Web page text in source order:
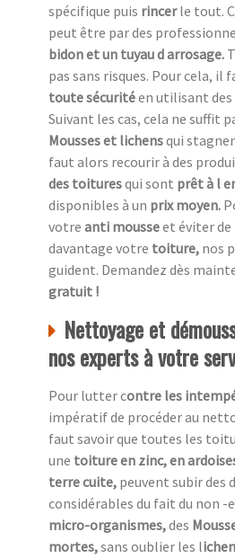
spécifique puis rincerle tout.
peut être par des
bidon et un tuyau d arrosage.
pas sans risques. Pour cela, il
toute sécuritéen utilisant des
Suivant les cas, cela ne suffit
Mousses et lichensqui
faut alors recourir à des
des toituresqui sont prêt à l
disponibles à un prix moyen.
votre anti mousseet éviter de
davantage votre toiture, nos
guident. Demandez dès
gratuit !
Nettoyage et
nos experts à votre
Pour lutter contre les
impératif de procéder au
faut savoir que toutes les
une toiture en zinc, en
terre cuite, peuvent subir des
considérables du fait du non -
micro-organismes,des
mortes,sans oublier les l